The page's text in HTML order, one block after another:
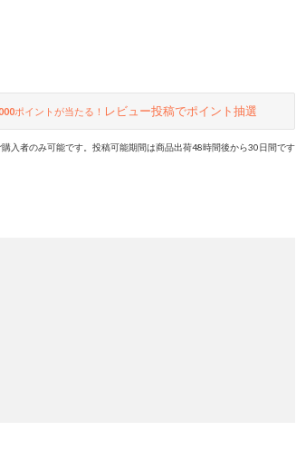
ポイントが当たる！ レビュー投稿でポイント抽選
入者のみ可能です。投稿可能期間は商品出荷48時間後から30日間です